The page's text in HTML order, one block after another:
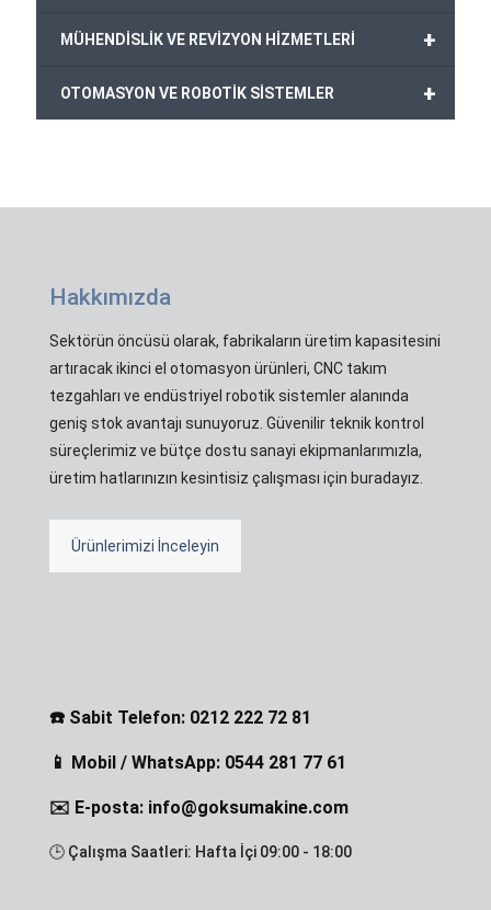
+
MÜHENDİSLİK VE REVİZYON HİZMETLERİ
+
OTOMASYON VE ROBOTİK SİSTEMLER
Hakkımızda
Sektörün öncüsü olarak, fabrikaların üretim kapasitesini
artıracak ikinci el otomasyon ürünleri, CNC takım
tezgahları ve endüstriyel robotik sistemler alanında
geniş stok avantajı sunuyoruz. Güvenilir teknik kontrol
süreçlerimiz ve bütçe dostu sanayi ekipmanlarımızla,
üretim hatlarınızın kesintisiz çalışması için buradayız.
Ürünlerimizi İnceleyin
☎️ Sabit Telefon: 0212 222 72 81
📱 Mobil / WhatsApp: 0544 281 77 61
✉️ E-posta: info@goksumakine.com
🕒 Çalışma Saatleri: Hafta İçi 09:00 - 18:00